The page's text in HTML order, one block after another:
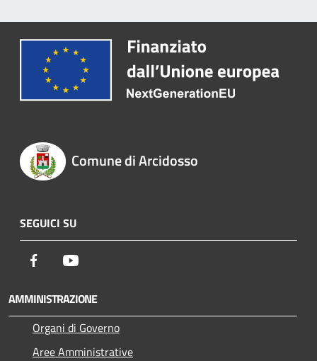
Comune di Arcidosso
SEGUICI SU
Facebook
AMMINISTRAZIONE
Organi di Governo
Aree Amministrative